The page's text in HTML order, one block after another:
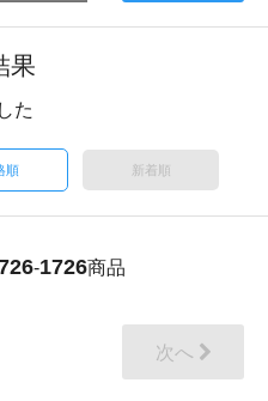
果
た
順 新着順
-1726商品
次へ